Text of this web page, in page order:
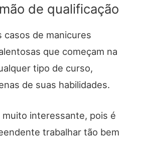
de qualificação
casos de manicures
que começam na
tipo de curso,
de suas habilidades.
interessante, pois é
trabalhar tão bem